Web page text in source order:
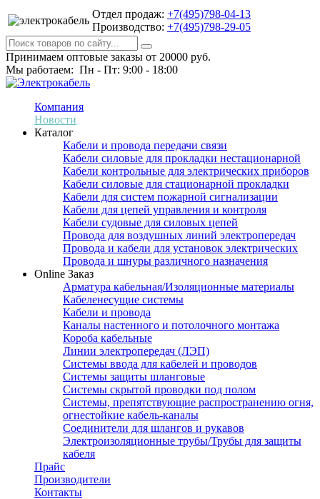
Отдел продаж: +7(495)798-04-13
Производство: +7(495)798-29-05
Принимаем оптовые заказы от 20000 руб.
Мы работаем: Пн - Пт: 9:00 - 18:00
Компания
Новости
Каталог
Кабели и провода передачи связи
Кабели силовые для прокладки нестационарной
Кабели контрольные для электрических приборов
Кабели силовые для стационарной прокладки
Кабели для систем пожарной сигнализации
Кабели для цепей управления и контроля
Кабели судовые для силовых цепей
Провода для воздушных линий электропередач
Провода и кабели для установок электрических
Провода и шнуры различного назначения
Online Заказ
Арматура кабельная/Изоляционные материалы
Кабеленесущие системы
Кабели и провода
Каналы настенного и потолочного монтажа
Короба кабельные
Линии электропередач (ЛЭП)
Системы ввода для кабелей и проводов
Системы защиты шланговые
Системы скрытой проводки под полом
Системы, препятствующие распространению огня,
огнестойкие кабель-каналы
Соединители для шлангов и рукавов
Электроизоляционные трубы/Трубы для защиты
кабеля
Прайс
Производители
Контакты